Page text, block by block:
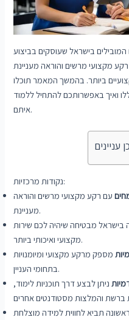
בישראל שעוסקים בביצוע
מקצועי מרשים והוראה מעניינת
ביותר. בהמשך המאמר תוכלו
ואיך באפשרותכם להתחיל ללמוד
איתם.
עניינים
נקודות מרכזיות:
עם רקע מקצועי מרשים והוראה
מעניינת.
מבטיחה שיהיה לכם שירות
מקצועי ואיכותי ביותר.
מספק מרקע מקצועי ומיומנויות
בתחומי העניין.
ניתן לבצע דרך תוכניות לימוד,
תביא לחווית למידה מוצלחת